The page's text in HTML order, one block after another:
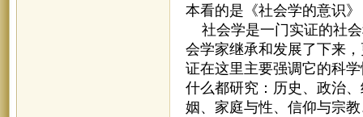
本看的是《社会学的意识
社会学是一门实证的社会
会学家继承和发展了下来
证在这里主要强调它的科
什么都研究：历史、政治
姻、家庭与性、信仰与宗